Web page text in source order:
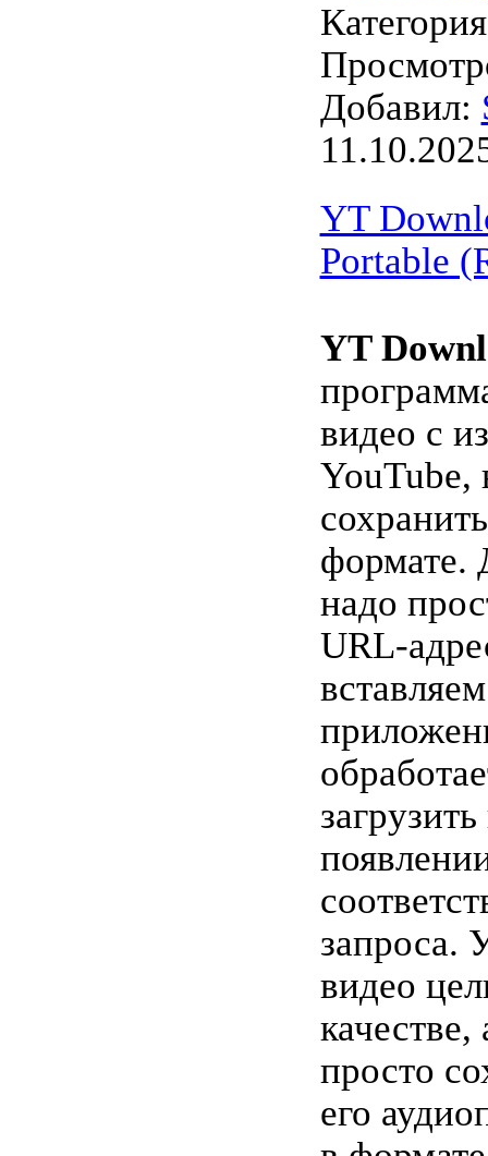
Добавил:
YT
Portable
YT
видео с
YouTube,
формате.
надо
URL-
запроса.
видео
просто
его